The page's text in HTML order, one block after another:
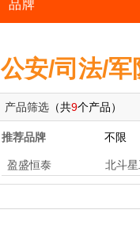
品牌
公安/司法/军
产品筛选 （共9个产品）
推荐品牌 不限
盈盛恒泰 北斗